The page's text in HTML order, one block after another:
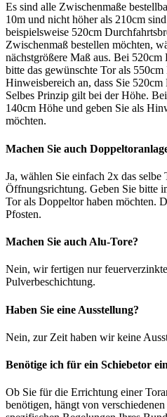
Es sind alle Zwischenmaße
10m und nicht höher als 210cm
beispielsweise 520cm
Zwischenmaß bestellen möchten,
nächstgrößere Maß aus. Bei
bitte das gewünschte Tor als
Hinweisbereich an, dass Sie
Selbes Prinzip gilt bei der Höhe.
140cm Höhe und geben Sie als
möchten.
Machen Sie auch
Ja, wählen Sie einfach 2x das selbe
Öffnungsrichtung. Geben Sie bitte
Tor als Doppeltor haben möchten.
Pfosten.
Machen Sie auch Alu-Tore?
Nein, wir fertigen nur
Pulverbeschichtung.
Haben Sie eine Ausstellung?
Nein, zur Zeit haben wir keine
Benötige ich für ein Schiebetor
Ob Sie für die Errichtung einer
benötigen, hängt von